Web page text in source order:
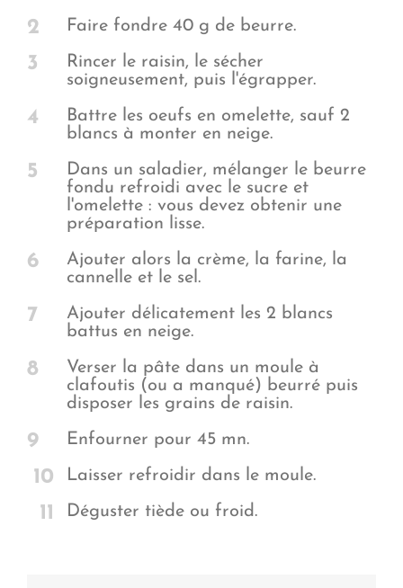
2 Faire fondre 40 g de beurre.
3
Rincer le raisin, le sécher
soigneusement, puis l'égrapper.
4
Battre les oeufs en omelette, sauf 2
blancs à monter en neige.
5
Dans un saladier, mélanger le beurre
fondu refroidi avec le sucre et
l'omelette : vous devez obtenir une
préparation lisse.
6
Ajouter alors la crème, la farine, la
cannelle et le sel.
7
Ajouter délicatement les 2 blancs
battus en neige.
8
Verser la pâte dans un moule à
clafoutis (ou a manqué) beurré puis
disposer les grains de raisin.
9 Enfourner pour 45 mn.
10 Laisser refroidir dans le moule.
11 Déguster tiède ou froid.